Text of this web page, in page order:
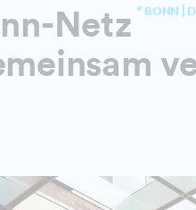
Netz * BONN |